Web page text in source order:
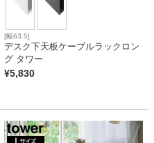
[幅63.5]
デスク下天板ケーブルラックロン
グ タワー
¥5,830